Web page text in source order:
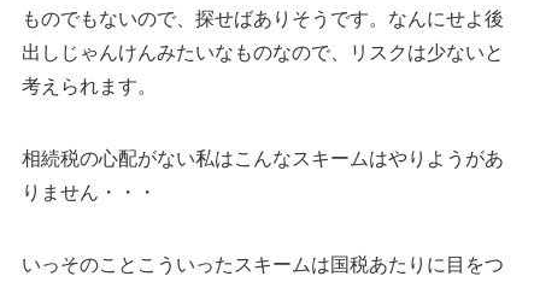
ものでもないので、探せばありそうです。なんにせよ後
出しじゃんけんみたいなものなので、リスクは少ないと
考えられます。
相続税の心配がない私はこんなスキームはやりようがあ
りません・・・
いっそのことこういったスキームは国税あたりに目をつ